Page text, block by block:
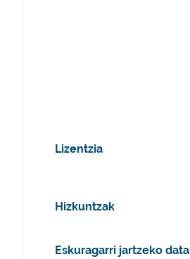
Lizentzia
Hizkuntzak
Eskuragarri jartzeko data